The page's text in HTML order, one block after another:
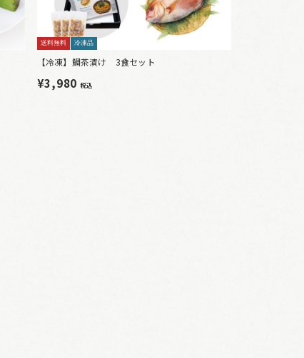
送料無料 冷凍品
【冷凍】鯛茶漬け 3食セット
¥3,980 税込